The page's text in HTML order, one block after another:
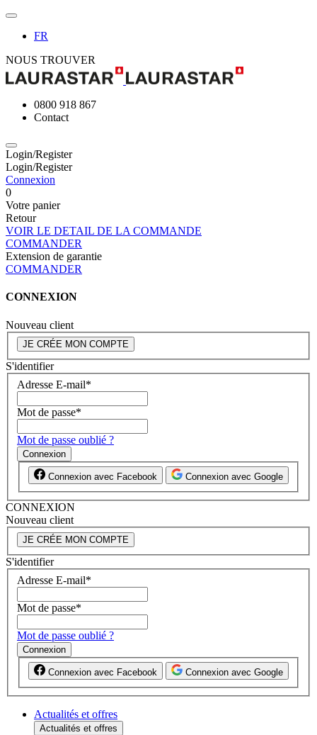
FR
NOUS TROUVER
0800 918 867
Contact
Login/Register
Login/Register
Connexion
0
Votre panier
Retour
VOIR LE DETAIL DE LA COMMANDE
COMMANDER
Extension de garantie
COMMANDER
CONNEXION
Nouveau client
JE CRÉE MON COMPTE
S'identifier
Adresse E-mail*
Mot de passe*
Mot de passe oublié ?
Connexion
Connexion avec Facebook Connexion avec Google
CONNEXION
Nouveau client
JE CRÉE MON COMPTE
S'identifier
Adresse E-mail*
Mot de passe*
Mot de passe oublié ?
Connexion
Connexion avec Facebook Connexion avec Google
Actualités et offres
Actualités et offres